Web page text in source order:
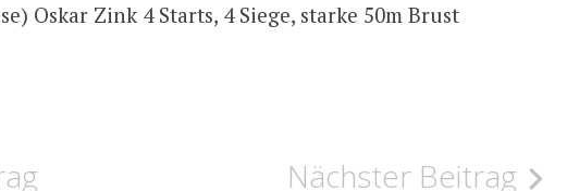
Oskar Zink 4 Starts, 4 Siege, starke 50m Brust
Nächster Beitrag